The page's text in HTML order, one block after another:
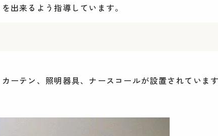
出来るよう指導しています。
ーテン、照明器具、ナースコールが設置されていま